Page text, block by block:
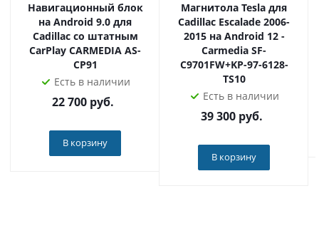
Навигационный блок
на Android 9.0 для
Cadillac со штатным
CarPlay CARMEDIA AS-
CP91
Есть в наличии
22 700руб.
В корзину
Магнитола Tesla для
Cadillac Escalade 2006-
2015 на Android 12 -
Carmedia SF-
C9701FW+KP-97-6128-
TS10
Есть в наличии
39 300руб.
В корзину